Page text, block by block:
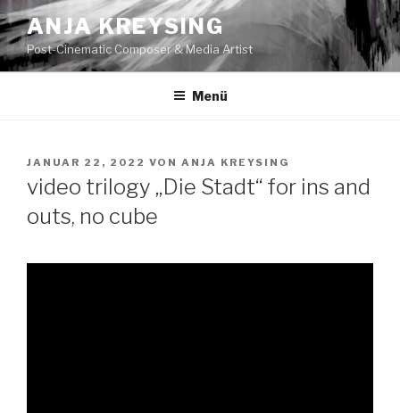
Zum
Inhalt
springen
ANJA KREYSING
Post-Cinematic Composer & Media Artist
Menü
VERÖFFENTLICHT
AM
JANUAR 22, 2022 VON ANJA KREYSING
video trilogy „Die Stadt“ for ins and
outs, no cube